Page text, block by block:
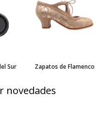
Sur Zapatos de Flamenco
novedades